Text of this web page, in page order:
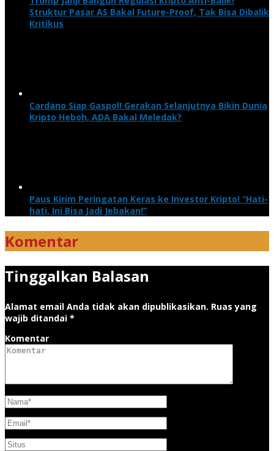
Struktur Pasar AS Bakal Future-Proof, Tak Bisa Dibalik
Kritikus
Cardano Siap Gaspol! Gerakan Selanjutnya Bikin Dunia
Kripto Heboh, ADA Bakal Meledak?
Paus Kirim Peringatan Keras ke Investor Kripto! “Hati-
hati, Ini Bisa Jadi Jebakan!”
Komentar
Tinggalkan Balasan
Alamat email Anda tidak akan dipublikasikan. Ruas yang
wajib ditandai *
Komentar